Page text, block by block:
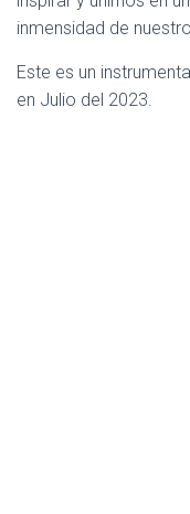
inmensidad de
Este es un
en Julio del 2023.